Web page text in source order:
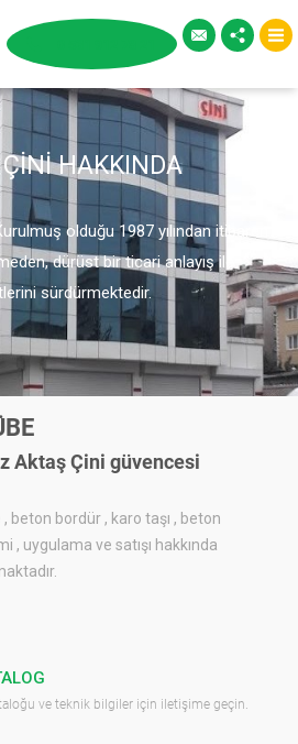
HAKKINDA
olduğu 1987 yılından itibaren
dürüst bir ticari anlayış ile
sürdürmektedir.
Aktaş Çini güvencesi
beton bordür , karo taşı , beton
, uygulama ve satışı hakkında
ve teknik bilgiler için iletişime geçin.